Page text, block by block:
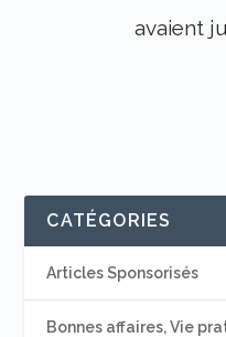
avaient
CATÉGORIES
Articles Sponsorisés
Bonnes affaires, Vie